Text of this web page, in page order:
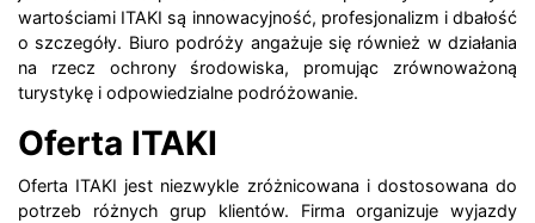
wartościami ITAKI są innowacyjność, profesjonalizm i dbałość
o szczegóły. Biuro podróży angażuje się również w działania
na rzecz ochrony środowiska, promując zrównoważoną
turystykę i odpowiedzialne podróżowanie.
Oferta ITAKI
Oferta ITAKI jest niezwykle zróżnicowana i dostosowana do
potrzeb różnych grup klientów. Firma organizuje wyjazdy